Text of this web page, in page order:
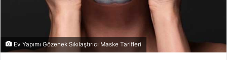
Ev Yapımı Gözenek Sıkılaştırıcı Maske Tarifleri